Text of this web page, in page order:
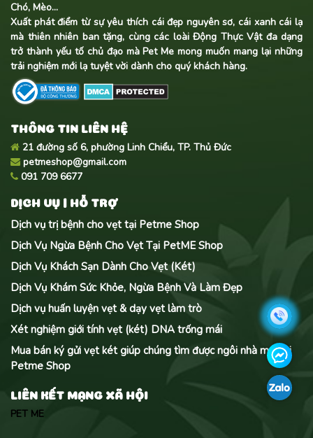
Chó, Mèo...
Xuất phát điểm từ sự yêu thích cái đẹp nguyên sơ, cái xanh cái lạ
mà thiên nhiên ban tặng, cùng các loài Động Thực Vật đa dạng
trở thành yếu tố chủ đạo mà Pet Me mong muốn mang lại những
trải nghiệm mới lạ tuyệt vời dành cho quý khách hàng.
THÔNG TIN LIÊN HỆ
21 đường số 6, phường Linh Chiểu, TP. Thủ Đức
petmeshop@gmail.com
091 709 6677
DỊCH VỤ | HỖ TRỢ
Dịch vụ trị bệnh cho vẹt tại Petme Shop
Dịch Vụ Ngừa Bệnh Cho Vẹt Tại PetME Shop
Dịch Vụ Khách Sạn Dành Cho Vẹt (Két)
Dịch Vụ Khám Sức Khỏe, Ngừa Bệnh Và Làm Đẹp
Dịch vụ huấn luyện vẹt & dạy vẹt làm trò
Xét nghiệm giới tính vẹt (két) DNA trống mái
Mua bán ký gửi vẹt két giúp chúng tìm được ngôi nhà mới tại
Petme Shop
LIÊN KẾT MẠNG XÃ HỘI
PET ME